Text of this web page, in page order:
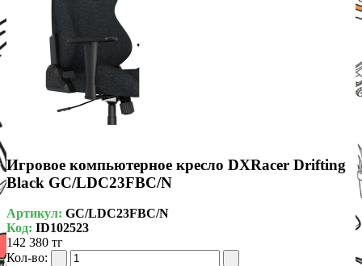
Игровое компьютерное кресло DXRacer Drifting
Black GC/LDC23FBC/N
Артикул: GC/LDC23FBC/N
Код: ID102523
142 380 тг
Кол-во: